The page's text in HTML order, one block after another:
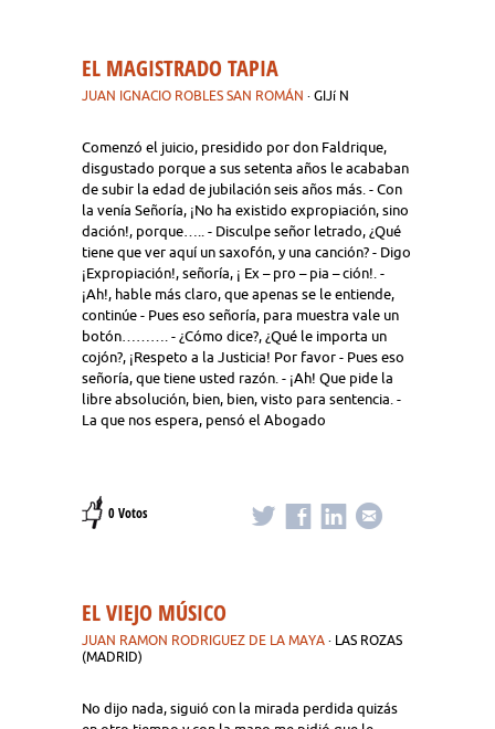
EL MAGISTRADO TAPIA
JUAN IGNACIO ROBLES SAN ROMÁN · GIJí N
Comenzó el juicio, presidido por don Faldrique,
disgustado porque a sus setenta años le acababan
de subir la edad de jubilación seis años más. - Con
la venía Señoría, ¡No ha existido expropiación, sino
dación!, porque….. - Disculpe señor letrado, ¿Qué
tiene que ver aquí un saxofón, y una canción? - Digo
¡Expropiación!, señoría, ¡ Ex – pro – pia – ción!. -
¡Ah!, hable más claro, que apenas se le entiende,
continúe - Pues eso señoría, para muestra vale un
botón………. - ¿Cómo dice?, ¿Qué le importa un
cojón?, ¡Respeto a la Justicia! Por favor - Pues eso
señoría, que tiene usted razón. - ¡Ah! Que pide la
libre absolución, bien, bien, visto para sentencia. -
La que nos espera, pensó el Abogado
0 Votos
EL VIEJO MÚSICO
JUAN RAMON RODRIGUEZ DE LA MAYA · LAS ROZAS
(MADRID)
No dijo nada, siguió con la mirada perdida quizás